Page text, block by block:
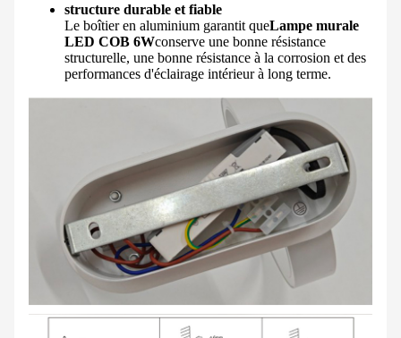
structure durable et fiable
Le boîtier en aluminium garantit queLampe murale
LED COB 6Wconserve une bonne résistance
structurelle, une bonne résistance à la corrosion et des
performances d'éclairage intérieur à long terme.